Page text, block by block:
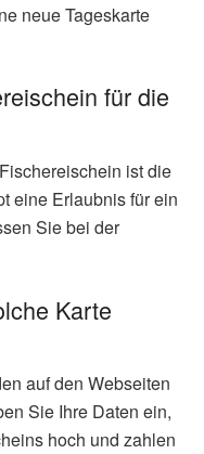
neue Tageskarte
für die
ist die
eine Erlaubnis für ein
Sie bei der
Karte
auf den Webseiten
Sie Ihre Daten ein,
hoch und zahlen